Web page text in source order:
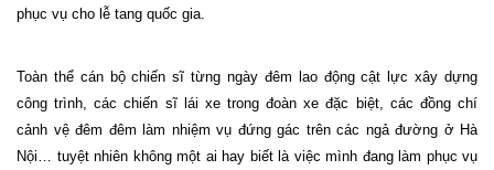
phục vụ cho lễ tang quốc gia.
Toàn thể cán bộ chiến sĩ từng ngày đêm lao động cật lực xây dựng
công trình, các chiến sĩ lái xe trong đoàn xe đặc biệt, các đồng chí
cảnh vệ đêm đêm làm nhiệm vụ đứng gác trên các ngả đường ở Hà
Nội… tuyệt nhiên không một ai hay biết là việc mình đang làm phục vụ